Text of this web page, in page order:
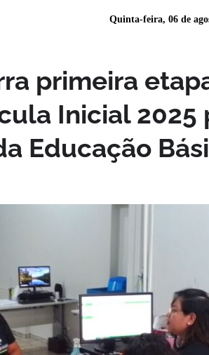
Quinta-feira, 06 de
primeira
Inicial 2025
Educação